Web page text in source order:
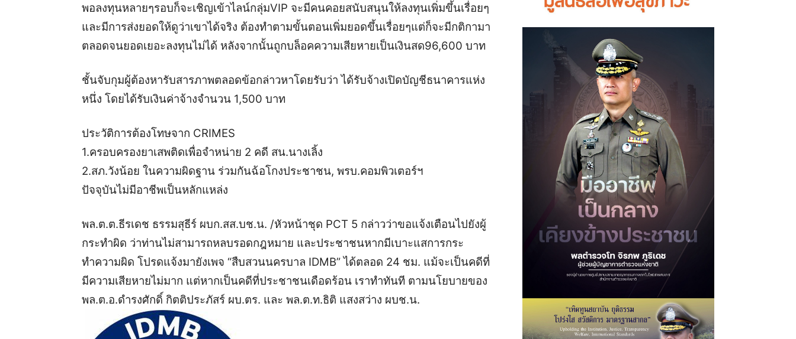
พอลงทุนหลายๆรอบก็จะเชิญเข้าไลน์กลุ่มVIP จะมีคนคอยสนับสนุนให้ลงทุนเพิ่มขึ้นเรื่อยๆ
และมีการส่งยอดให้ดูว่าเขาได้จริง ต้องทำตามขั้นตอนเพิ่มยอดขึ้นเรื่อยๆแต่ก็จะมีกติกามา
ตลอดจนยอดเยอะลงทุนไม่ได้ หลังจากนั้นถูกบล็อคความเสียหายเป็นเงินสด96,600 บาท
ชั้นจับกุมผู้ต้องหารับสารภาพตลอดข้อกล่าวหาโดยรับว่า ได้รับจ้างเปิดบัญชีธนาคารแห่ง
หนึ่ง โดยได้รับเงินค่าจ้างจำนวน 1,500 บาท
ประวัติการต้องโทษจาก CRIMES
1.ครอบครองยาเสพติดเพื่อจำหน่าย 2 คดี สน.นางเลิ้ง
2.สภ.วังน้อย ในความผิดฐาน ร่วมกันฉ้อโกงประชาชน, พรบ.คอมพิวเตอร์ฯ
ปัจจุบันไม่มีอาชีพเป็นหลักแหล่ง
พล.ต.ต.ธีรเดช ธรรมสุธีร์ ผบก.สส.บช.น. /หัวหน้าชุด PCT 5 กล่าวว่าขอแจ้งเตือนไปยังผู้
กระทำผิด ว่าท่านไม่สามารถหลบรอดกฎหมาย และประชาชนหากมีเบาะแสการกระ
ทำความผิด โปรดแจ้งมายังเพจ “สืบสวนนครบาล IDMB” ได้ตลอด 24 ชม. แม้จะเป็นคดีที่
มีความเสียหายไม่มาก แต่หากเป็นคดีที่ประชาชนเดือดร้อน เราทำทันที ตามนโยบายของ
พล.ต.อ.ดำรงศักดิ์ กิตติประภัสร์ ผบ.ตร. และ พล.ต.ท.ธิติ แสงสว่าง ผบช.น.